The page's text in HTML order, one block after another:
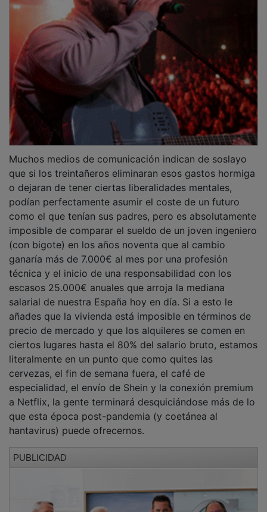
que si los treintañeros eliminaran esos gastos hormiga
o dejaran de tener ciertas liberalidades mentales,
podían perfectamente asumir el coste de un futuro
como el que tenían sus padres, pero es absolutamente
imposible de comparar el sueldo de un joven ingeniero
(con bigote) en los años noventa que al cambio
ganaría más de 7.000€ al mes por una profesión
técnica y el inicio de una responsabilidad con los
escasos 25.000€ anuales que arroja la mediana
salarial de nuestra España hoy en día. Si a esto le
añades que la vivienda está imposible en términos de
precio de mercado y que los alquileres se comen en
ciertos lugares hasta el 80% del salario bruto, estamos
literalmente en un punto que como quites las
cervezas, el fin de semana fuera, el café de
especialidad, el envío de Shein y la conexión premium
a Netflix, la gente terminará desquiciándose más de lo
que esta época post-pandemia (y coetánea al
hantavirus) puede ofrecernos.